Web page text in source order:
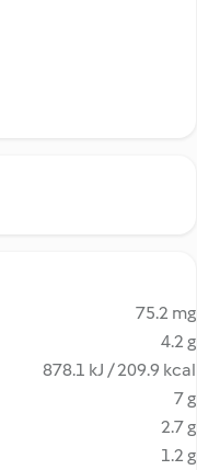
75.2 mg
4.2 g
878.1 kJ / 209.9 kcal
7 g
2.7 g
1.2 g